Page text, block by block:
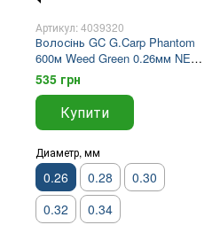
Артикул: 4039320
Волосінь GC G.Carp Phantom
600м Weed Green 0.26мм NEW
2026
535 грн
Купити
Диаметр, мм
0.26 0.28
0.30
0.32
0.34